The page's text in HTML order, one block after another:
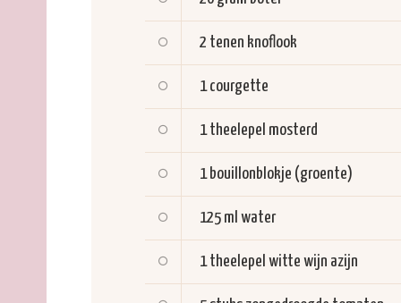
2 tenen knoflook
1 courgette
1 theelepel mosterd
1 bouillonblokje (groente)
125 ml water
1 theelepel witte wijn azijn